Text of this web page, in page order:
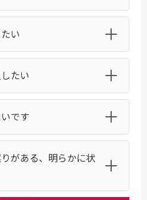
い
たい
です
がある、明らかに状